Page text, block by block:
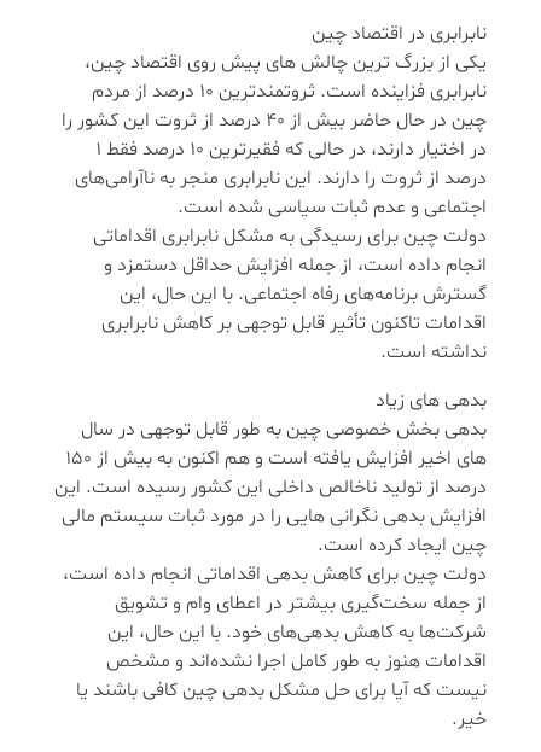
نابرابری در اقتصاد چین
یکی از بزرگ ترین چالش‌ های پیش روی اقتصاد چین،
نابرابری فزاینده است. ثروتمندترین 10 درصد از مردم
چین در حال حاضر بیش از 40 درصد از ثروت این کشور را
در اختیار دارند، در حالی که فقیرترین 10 درصد فقط 1
درصد از ثروت را دارند. این نابرابری منجر به ناآرامی‌های
اجتماعی و عدم ثبات سیاسی شده است.
دولت چین برای رسیدگی به مشکل نابرابری اقداماتی
انجام داده است، از جمله افزایش حداقل دستمزد و
گسترش برنامه‌های رفاه اجتماعی. با این حال، این
اقدامات تاکنون تأثیر قابل توجهی بر کاهش نابرابری
نداشته است.
بدهی های زیاد
بدهی بخش خصوصی چین به طور قابل توجهی در سال
‌های اخیر افزایش یافته است و هم اکنون به بیش از 150
درصد از تولید ناخالص داخلی این کشور رسیده است. این
افزایش بدهی نگرانی‌ هایی را در مورد ثبات سیستم مالی
چین ایجاد کرده است.
دولت چین برای کاهش بدهی اقداماتی انجام داده است،
از جمله سخت‌گیری بیشتر در اعطای وام و تشویق
شرکت‌ها به کاهش بدهی‌های خود. با این حال، این
اقدامات هنوز به طور کامل اجرا نشده‌اند و مشخص
نیست که آیا برای حل مشکل بدهی چین کافی باشند یا
خیر.